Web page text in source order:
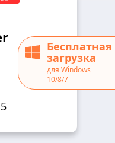
Бесплатная
загрузка
для Windows
10/8/7